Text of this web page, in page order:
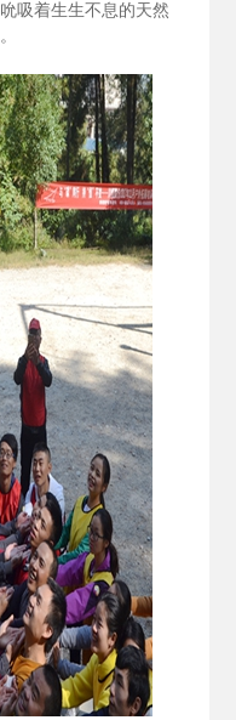
吸着生生不息的天然